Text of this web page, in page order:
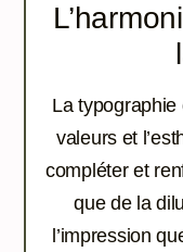
La
valeurs et
compléter et
que de la
l’impression